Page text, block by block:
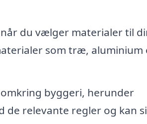
du vælger materialer til
som træ, aluminium
byggeri, herunder
relevante regler og kan